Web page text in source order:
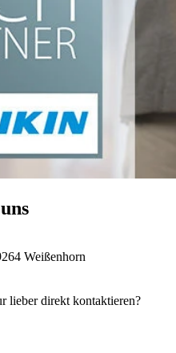
Weißenhorn
lieber direkt kontaktieren?